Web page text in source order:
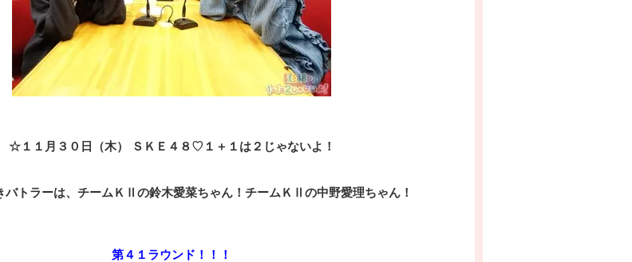
☆１１ 月３０ 日（木） ＳＫＥ４８♡１＋１は２じゃないよ！
バトラーは、チームＫⅡ の鈴木愛菜ちゃん！チームＫⅡ の中野愛理ちゃん！
第４１ラウンド！！！